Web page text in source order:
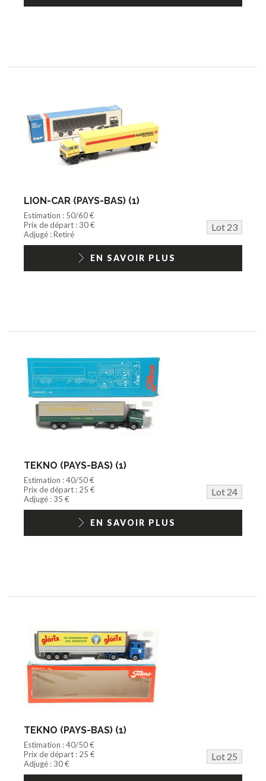
LION-CAR (PAYS-BAS) (1)
Estimation : 50/60 €
Prix de départ : 30 €
Lot 23
Adjugé : Retiré
EN SAVOIR PLUS
TEKNO (PAYS-BAS) (1)
Estimation : 40/50 €
Prix de départ : 25 €
Lot 24
Adjugé : 35 €
EN SAVOIR PLUS
TEKNO (PAYS-BAS) (1)
Estimation : 40/50 €
Prix de départ : 25 €
Lot 25
Adjugé : 30 €